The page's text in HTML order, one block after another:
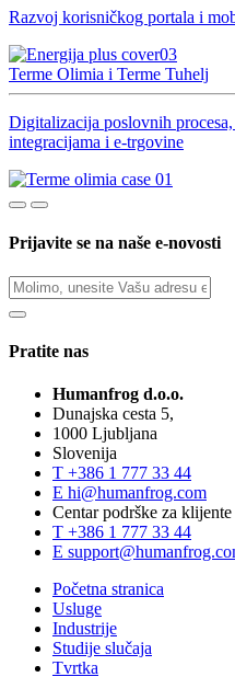
Razvoj korisničkog portala i
Terme Olimia i Terme Tuhelj
Digitalizacija poslovnih
integracijama i e-trgovine
Prijavite se na naše e-novosti
Pratite nas
Humanfrog d.o.o.
Dunajska cesta 5,
1000 Ljubljana
Slovenija
T +386 1 777 33 44
E hi@humanfrog.com
Centar podrške za klijente
T +386 1 777 33 44
E
Početna stranica
Usluge
Industrije
Studije slučaja
Tvrtka